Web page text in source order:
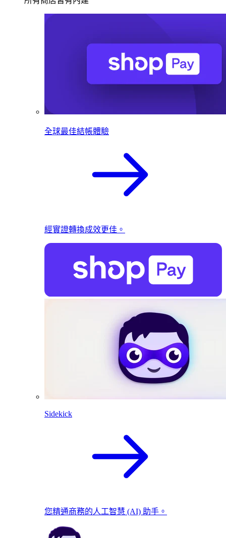
全球最佳結帳體驗
經實證轉換成效更佳。
Sidekick
您精通商務的人工智慧 (AI) 助手。